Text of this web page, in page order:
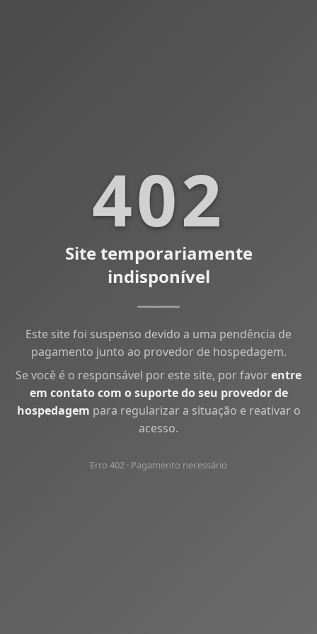
402
Site temporariamente
indisponível
Este site foi suspenso devido a uma pendência de
pagamento junto ao provedor de hospedagem.
Se você é o responsável por este site, por favorentre
em contato com o suporte do seu provedor de
hospedagem para regularizar a situação e reativar o
acesso.
Erro 402 · Pagamento necessário